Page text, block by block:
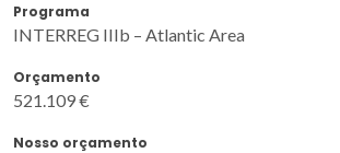
Programa
INTERREG IIIb – Atlantic Area
Orçamento
521.109 €
Nosso orçamento